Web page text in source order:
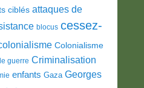
ciblés attaques de
blocus cessez-
Colonialisme
guerre Criminalisation
enfants Gaza Georges